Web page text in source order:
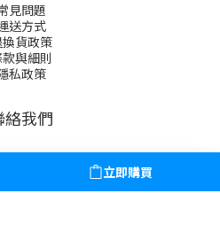
立即購買
見問題
送方式
換貨政策
與細則
私政策
絡我們
上午10:00 - 下午19:00